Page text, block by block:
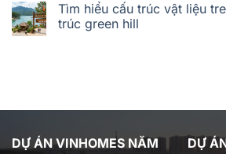
Tìm hiểu cấu trúc vật liệu
trúc green hill
DỰ ÁN VINHOMES NĂM
DỰ